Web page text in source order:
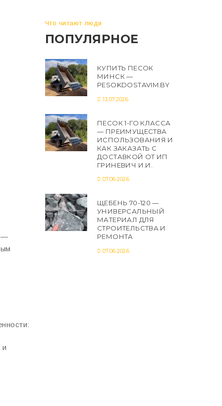
—
и
Что читают люди
ПОПУЛЯРНОЕ
КУПИТЬ ПЕСОК
МИНСК —
PESOKDOSTAVIM.BY
13.07.2026
ПЕСОК 1-ГО КЛАССА
— ПРЕИМУЩЕСТВА
ИСПОЛЬЗОВАНИЯ И
КАК ЗАКАЗАТЬ С
ДОСТАВКОЙ ОТ ИП
ГРИНЕВИЧ И.И.
07.06.2026
ЩЕБЕНЬ 70-120 —
УНИВЕРСАЛЬНЫЙ
МАТЕРИАЛ ДЛЯ
СТРОИТЕЛЬСТВА И
РЕМОНТА
07.06.2026